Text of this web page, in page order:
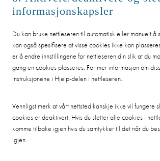
informasjonskapsler
Du kan bruke nettleseren til automatisk eller manuelt å
kan også spesifisere at visse cookies ikke kan
er å endre innstillingene for nettleseren din slik at du
gang en cookies plasseres. For mer informasjon om
instruksjonene i Hjelp-delen i nettleseren.
Vennligst merk at vårt nettsted kanskje ikke vil fungere
cookies er deaktivert. Hvis du sletter alle cookies i
komme tilbake igjen hvis du samtykker til det når du
igjen.